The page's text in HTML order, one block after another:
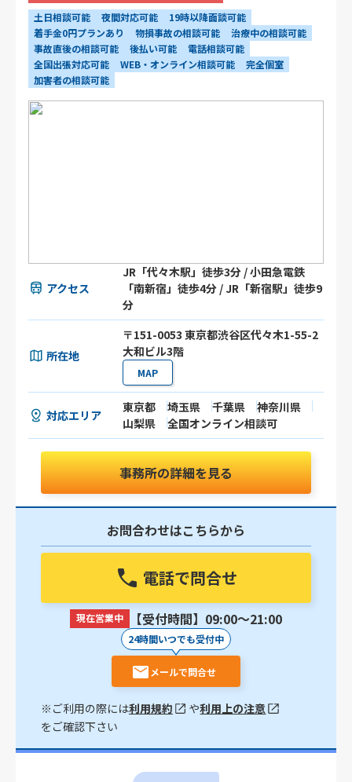
土日相談可能 夜間対応可能
19時以降面談可能
着手金0円プランあり
物損事故の相談可能
治療中の相談可能
事故直後の相談可能
後払い可能
電話相談可能
全国出張対応可能
WEB・オンライン相談可能
完全個室
加害者の相談可能
アクセス
JR「代々木駅」徒歩3分 / 小田急電鉄
「南新宿」徒歩4分 / JR「新宿駅」徒歩9
分
所在地
〒151-0053 東京都渋谷区代々木1-55-2
大和ビル3階
MAP
対応エリア
東京都 埼玉県 千葉県
神奈川県
山梨県
全国オンライン相談可
事務所の詳細を見る
お問合わせはこちらから
電話で問合せ
現在営業中 【受付時間】09:00〜21:00
24時間いつでも受付中
メールで問合せ
※ご利用の際には利用規約 や利用上の注意
をご確認下さい